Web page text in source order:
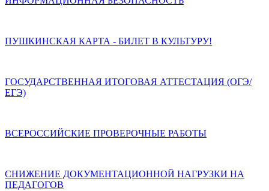
ПУШКИНСКАЯ КАРТА - БИЛЕТ В КУЛЬТУРУ!
ГОСУДАРСТВЕННАЯ ИТОГОВАЯ АТТЕСТАЦИЯ (ОГЭ/
ЕГЭ)
ВСЕРОССИЙСКИЕ ПРОВЕРОЧНЫЕ РАБОТЫ
СНИЖЕНИЕ ДОКУМЕНТАЦИОННОЙ НАГРУЗКИ НА
ПЕДАГОГОВ